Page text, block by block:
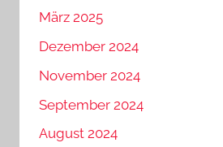
März 2025
Dezember 2024
November 2024
September 2024
August 2024